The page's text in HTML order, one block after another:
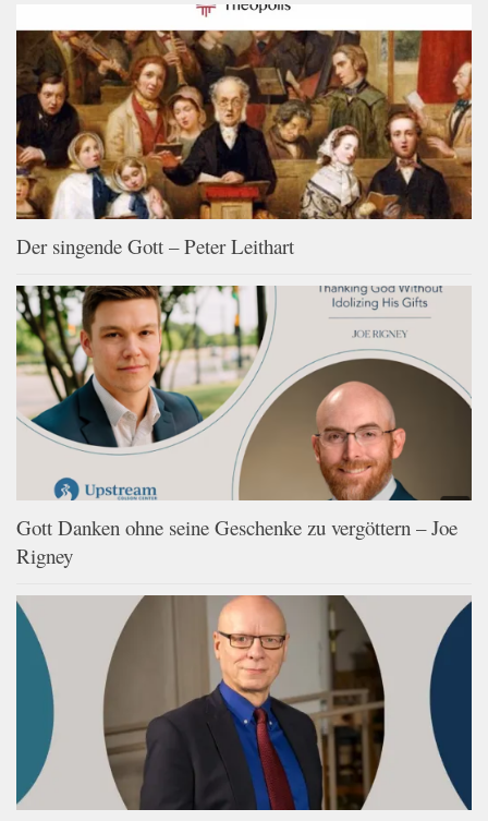
Der singende Gott – Peter Leithart
Gott Danken ohne seine Geschenke zu vergöttern – Joe
Rigney